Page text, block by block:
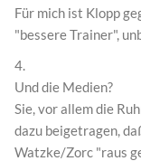
Für mich ist Klopp
"bessere Trainer",
4.
Und die Medien?
Sie, vor allem die
dazu beigetragen,
Watzke/Zorc "raus